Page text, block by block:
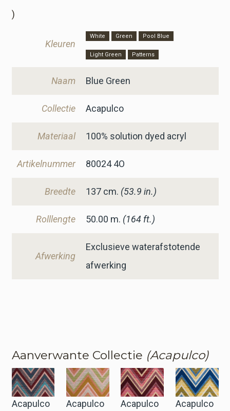
)
Kleuren
White Green Pool Blue
Light Green Patterns
Naam Blue Green
Collectie Acapulco
Materiaal 100% solution dyed acryl
Artikelnummer 80024 4O
Breedte 137cm. (53.9 in.)
Rolllengte 50.00 m. (164 ft.)
Afwerking
Exclusieve waterafstotende
afwerking
Aanverwante Collectie (Acapulco)
Acapulco
Acapulco
Acapulco
Acapulco